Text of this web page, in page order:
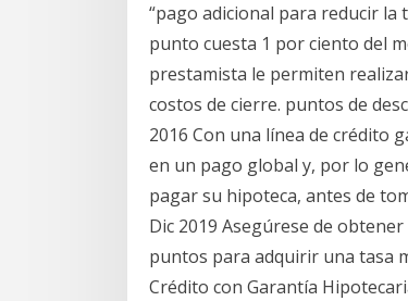
“pago adicional para reducir la
punto cuesta 1 por ciento del
prestamista le permiten
costos de cierre. puntos de
2016 Con una línea de crédito
en un pago global y, por lo
pagar su hipoteca, antes de
Dic 2019 Asegúrese de
puntos para adquirir una tasa
Crédito con Garantía